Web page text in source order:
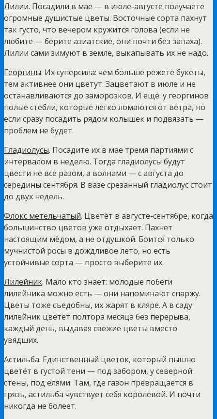
Лилии. Посадили в мае — в июле-августе получаете
огромные душистые цветы. Восточные сорта пахнут
так густо, что вечером кружится голова (если не
любите — берите азиатские, они почти без запаха).
Лилии сами зимуют в земле, выкапывать их не надо.
Георгины. Их суперсила: чем больше режете букеты,
тем активнее они цветут. Зацветают в июле и не
останавливаются до заморозков. И ещё: у георгинов
полые стебли, которые легко ломаются от ветра, но
если сразу посадить рядом колышек и подвязать —
проблем не будет.
Гладиолусы. Посадите их в мае тремя партиями с
интервалом в неделю. Тогда гладиолусы будут
цвести не все разом, а волнами — с августа до
середины сентября. В вазе срезанный гладиолус стоит
до двух недель.
Флокс метельчатый. Цветёт в августе-сентябре, когда
большинство цветов уже отдыхает. Пахнет
настоящим мёдом, а не отдушкой. Боится только
мучнистой росы в дождливое лето, но есть
устойчивые сорта — просто выберите их.
Лилейник. Мало кто знает: молодые побеги
лилейника можно есть — они напоминают спаржу.
Цветы тоже съедобны, их жарят в кляре. А в саду
лилейник цветёт полтора месяца без перерыва,
каждый день, выдавая свежие цветы вместо
увядших.
Астильба. Единственный цветок, который пышно
цветёт в густой тени — под забором, у северной
стены, под елями. Там, где газон превращается в
грязь, астильба чувствует себя королевой. И почти
никогда не болеет.